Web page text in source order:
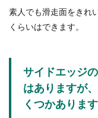
素人でも滑走面をきれ
くらいはできます。
サイドエッジ
はありますが
くつかあります